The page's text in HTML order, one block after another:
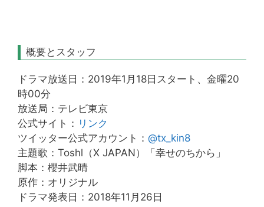
概要とスタッフ
ドラマ放送日：2019年1月18日スタート、金曜20
時00分
放送局：テレビ東京
公式サイト： リンク
ツイッター公式アカウント： @tx_kin8
主題歌：Toshl（X JAPAN）「幸せのちから」
脚本：櫻井武晴
原作：オリジナル
ドラマ発表日：2018年11月26日